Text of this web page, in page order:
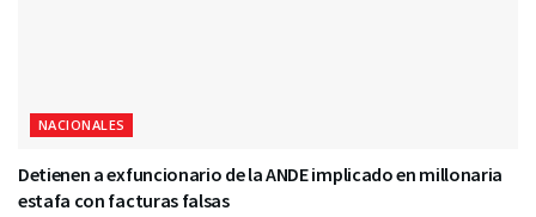
NACIONALES
Detienen a exfuncionario de la ANDE implicado en millonaria
estafa con facturas falsas